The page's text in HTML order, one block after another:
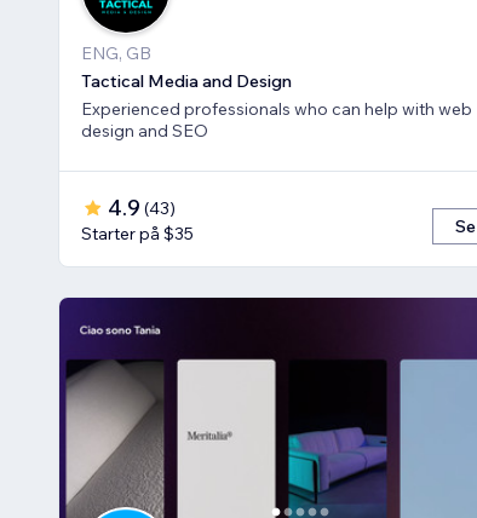
ENG, GB
Tactical Media and Design
Experienced professionals who can help with web
design and SEO
4.9 (43)
Starter på $35
Se